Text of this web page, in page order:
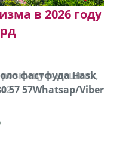
в 2026 году
розницу в мешках,
фастфуда Hask
57 57Whatsap/Viber